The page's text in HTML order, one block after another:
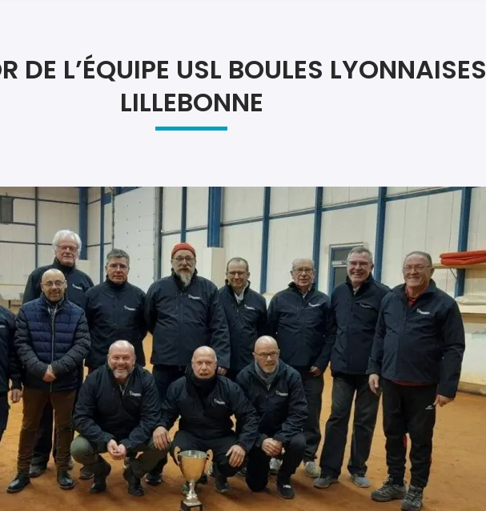
DE L’ÉQUIPE USL BOULES LYONNAISES
LILLEBONNE